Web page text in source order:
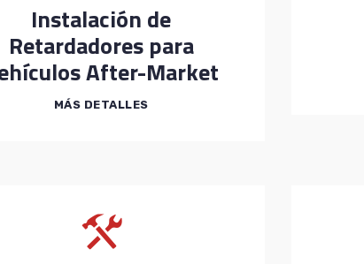
Instalación de
Retardadores para
After-Market
MÁS DETALLES